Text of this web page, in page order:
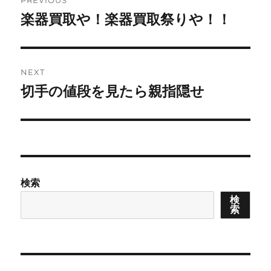
navigation
Previous
楽器買取や！楽器買取祭りや！！
NEXT
Next
切手の値段を見たら親指隠せ
検索
検
索